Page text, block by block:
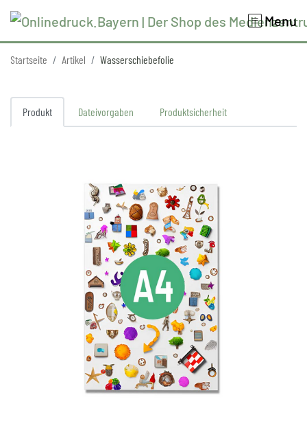
Menu
Startseite Artikel Wasserschiebefolie
Produkt Dateivorgaben Produktsicherheit